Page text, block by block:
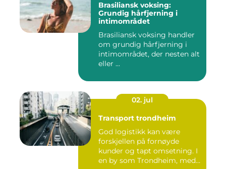
Brasiliansk voksing:
Grundig hårfjerning i
intimområdet
Brasiliansk voksing handler
om grundig hårfjerning i
intimområdet, der nesten alt
eller ...
02. jul
Transport trondheim
God logistikk kan være
forskjellen på fornøyde
kunder og tapt omsetning. I
en by som Trondheim, med